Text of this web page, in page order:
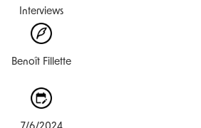
Interviews
Benoît Fillette